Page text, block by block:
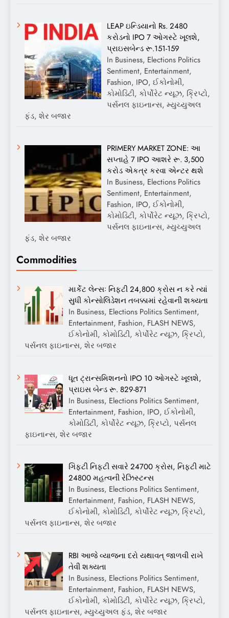
LEAP ઇન્ડિયાનો Rs. 2480
કરોડનો IPO 7 ઓગસ્ટે ખૂલશે,
પ્રાઇસબેન્ડ રૂ.151-159
In Business, Elections Politics
Sentiment, Entertainment,
Fashion, IPO, ઈકોનોમી,
કોમોડિટી, કોર્પોરેટ ન્યૂઝ, ક્રિપ્ટો,
પર્સનલ ફાઇનાન્સ, મ્યુચ્યુઅલ
ફંડ, શેર બજાર
PRIMERY MARKET ZONE: આ
સપ્તાહે 7 IPO આશરે રૂ. 3,500
કરોડ એકત્ર કરવા એન્ટર થશે
In Business, Elections Politics
Sentiment, Entertainment,
Fashion, IPO, ઈકોનોમી,
કોમોડિટી, કોર્પોરેટ ન્યૂઝ, ક્રિપ્ટો,
પર્સનલ ફાઇનાન્સ, મ્યુચ્યુઅલ
ફંડ, શેર બજાર
Commodities
માર્કેટ લેન્સઃ નિફ્ટી 24,800 ક્રોસ ન કરે ત્યાં
સુધી કોન્સોલિડેશન તબક્કામાં રહેવાની શક્યતા
In Business, Elections Politics Sentiment,
Entertainment, Fashion, FLASH NEWS,
ઈકોનોમી, કોમોડિટી, કોર્પોરેટ ન્યૂઝ, ક્રિપ્ટો,
પર્સનલ ફાઇનાન્સ, શેર બજાર
ધૂત ટ્રાન્સમિશનનો IPO 10 ઓગસ્ટે ખૂલશે,
પ્રાઇસ બેન્ડ રૂ. 829-871
In Business, Elections Politics Sentiment,
Entertainment, Fashion, IPO, ઈકોનોમી,
કોમોડિટી, કોર્પોરેટ ન્યૂઝ, ક્રિપ્ટો, પર્સનલ
ફાઇનાન્સ, શેર બજાર
ગિફ્ટી નિફ્ટી સવારે 24700 ક્રોસ, નિફ્ટી માટે
24800 મહત્વની રેઝિસ્ટન્સ
In Business, Elections Politics Sentiment,
Entertainment, Fashion, FLASH NEWS,
ઈકોનોમી, કોમોડિટી, કોર્પોરેટ ન્યૂઝ, ક્રિપ્ટો,
પર્સનલ ફાઇનાન્સ, શેર બજાર
RBI આજે વ્યાજના દરો યથાવત્ જાળવી રાખે
તેવી શક્યતા
In Business, Elections Politics Sentiment,
Entertainment, Fashion, FLASH NEWS,
ઈકોનોમી, કોમોડિટી, કોર્પોરેટ ન્યૂઝ, ક્રિપ્ટો,
પર્સનલ ફાઇનાન્સ, મ્યુચ્યુઅલ ફંડ, શેર બજાર